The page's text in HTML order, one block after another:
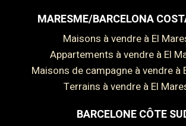
MARESME/BARCELONA
Maisons à vendre à El
Appartements à vendre à El
Maisons de campagne à vendre à
Terrains à vendre à El
BARCELONE CÔTE